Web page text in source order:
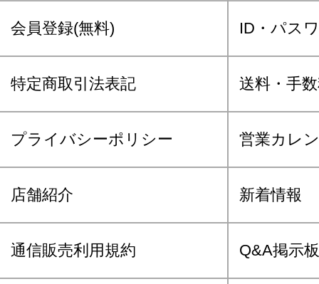
会員登録(無料) ID・パス
特定商取引法表記 送料・手
プライバシーポリシー 営業カレ
店舗紹介 新着情報
通信販売利用規約 Q&A掲示板